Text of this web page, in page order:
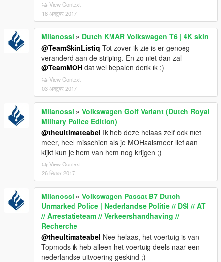
View Context
18 अक्टूबर 2017
Milanossi » Dutch KMAR Volkswagen T6 | 4K skin
@TeamSkinListiq Tot zover ik zie is er genoeg
veranderd aan de striping. En zo niet dan zal
@TeamMOH dat wel bepalen denk ik ;)
View Context
03 अक्टूबर 2017
Milanossi » Volkswagen Golf Variant (Dutch Royal
Military Police Edition)
@theultimateabel Ik heb deze helaas zelf ook niet
meer, heel misschien als je MOHaalsmeer lief aan
kijkt kun je hem van hem nog krijgen ;)
View Context
26 सितंबर 2017
Milanossi » Volkswagen Passat B7 Dutch
Unmarked Police | Nederlandse Politie // DSI // AT
// Arrestatieteam // Verkeershandhaving //
Recherche
@theultimateabel Nee helaas, het voertuig is van
Topmods ik heb alleen het voertuig deels naar een
nederlandse uitvoering geskind ;)